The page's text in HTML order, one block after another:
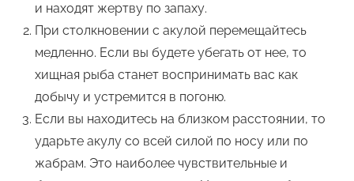
и находят жертву по запаху.
При столкновении с акулой перемещайтесь
медленно. Если вы будете убегать от нее, то
хищная рыба станет воспринимать вас как
добычу и устремится в погоню.
Если вы находитесь на близком расстоянии, то
ударьте акулу со всей силой по носу или по
жабрам. Это наиболее чувствительные и